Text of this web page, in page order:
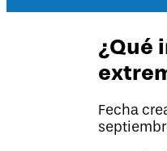
¿Qué
Fecha